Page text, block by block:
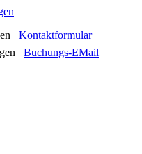
Kontaktformular
Buchungs-EMail